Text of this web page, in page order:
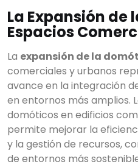
La Expansión de
Espacios
La expansión de la
comerciales y urbanos
avance en la integración
en entornos más amplios.
domóticos en edificios
permite mejorar la
y la gestión de recursos,
de entornos más